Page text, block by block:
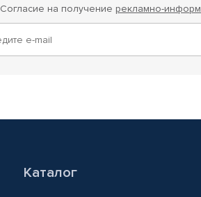
Согласие на получение рекламно-
Каталог